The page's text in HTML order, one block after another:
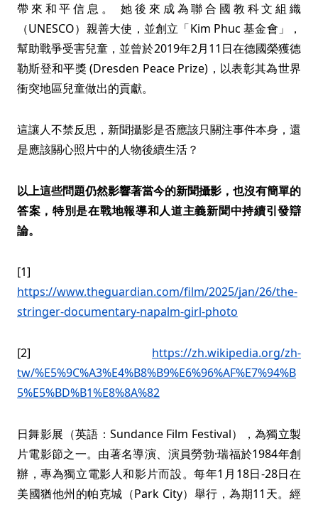
帶來和平信息。 她後來成為聯合國教科文組織
（UNESCO）親善大使，並創立「Kim Phuc 基金會」，
幫助戰爭受害兒童，並曾於2019年2月11日在德國榮獲德
勒斯登和平獎 (Dresden Peace Prize)，以表彰其為世界
衝突地區兒童做出的貢獻。
這讓人不禁反思，新聞攝影是否應該只關注事件本身，還
是應該關心照片中的人物後續生活？
以上這些問題仍然影響著當今的新聞攝影，也沒有簡單的
答案，特別是在戰地報導和人道主義新聞中持續引發辯
論。
[1]
https://www.theguardian.com/film/2025/jan/26/the-
stringer-documentary-napalm-girl-photo
[2] https://zh.wikipedia.org/zh-
tw/%E5%9C%A3%E4%B8%B9%E6%96%AF%E7%94%B
5%E5%BD%B1%E8%8A%82
日舞影展（英語：Sundance Film Festival），為獨立製
片電影節之一。由著名導演、演員勞勃·瑞福於1984年創
辦，專為獨立電影人和影片而設。每年1月18日-28日在
美國猶他州的帕克城（Park City）舉行，為期11天。經